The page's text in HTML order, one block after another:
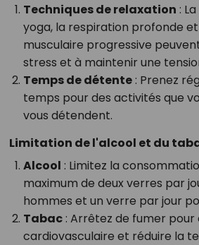
Techniques de relaxation :
yoga, la respiration profonde
musculaire progressive
stress et à maintenir une
Temps de détente: Prenez
temps pour des activités que
vous détendent.
Limitation de l'alcool et du
Alcool : Limitez la
maximum de deux verres par
hommes et un verre par jour
Tabac: Arrêtez de fumer pour
cardiovasculaire et réduire la